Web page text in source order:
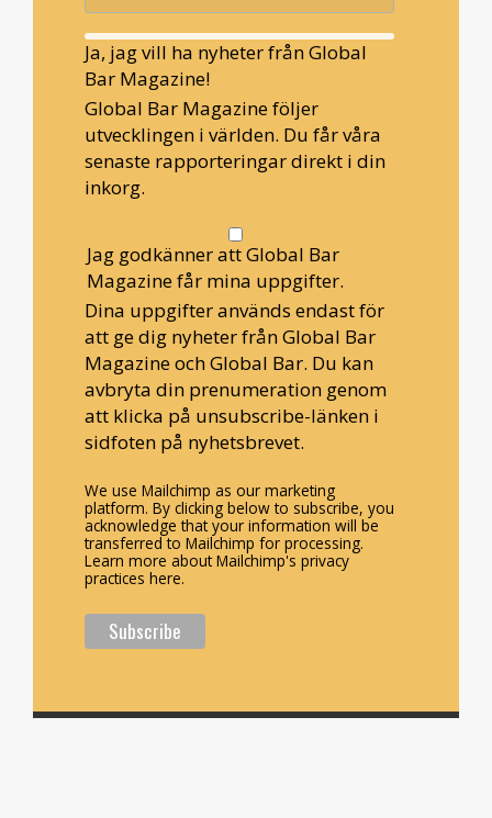
Ja, jag vill ha nyheter från Global
Bar Magazine!
Global Bar Magazine följer
utvecklingen i världen. Du får våra
senaste rapporteringar direkt i din
inkorg.
Jag godkänner att Global Bar
Magazine får mina uppgifter.
Dina uppgifter används endast för
att ge dig nyheter från Global Bar
Magazine och Global Bar. Du kan
avbryta din prenumeration genom
att klicka på unsubscribe-länken i
sidfoten på nyhetsbrevet.
We use Mailchimp as our marketing
platform. By clicking below to subscribe, you
acknowledge that your information will be
transferred to Mailchimp for processing.
Learn more about Mailchimp's privacy
practices here.